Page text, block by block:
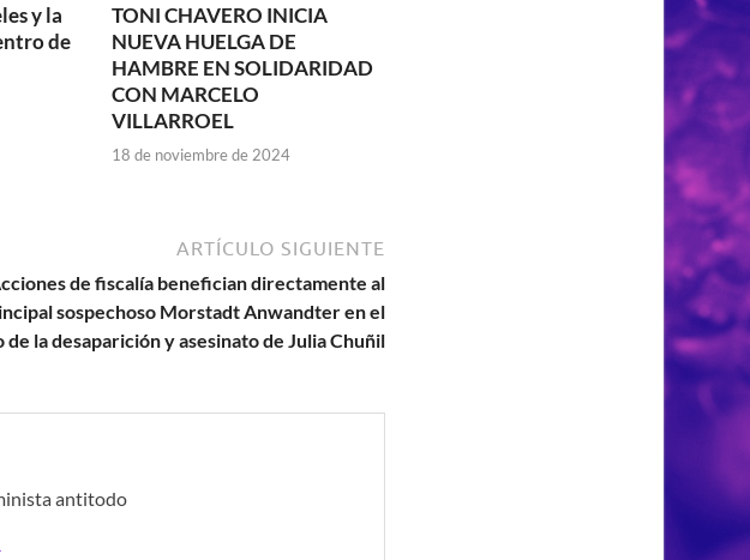
y la
de
TONI CHAVERO INICIA
NUEVA HUELGA DE
HAMBRE EN SOLIDARIDAD
CON MARCELO
VILLARROEL
18 de noviembre de 2024
ARTÍCULO SIGUIENTE
de fiscalía benefician directamente al
sospechoso Morstadt Anwandter en el
de la desaparición y asesinato de Julia Chuñil
antitodo